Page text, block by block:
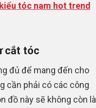
tóc nam hot trend
cắt tóc
đủ để mang đến cho
cần phải có các công
đồ này sẽ không còn là